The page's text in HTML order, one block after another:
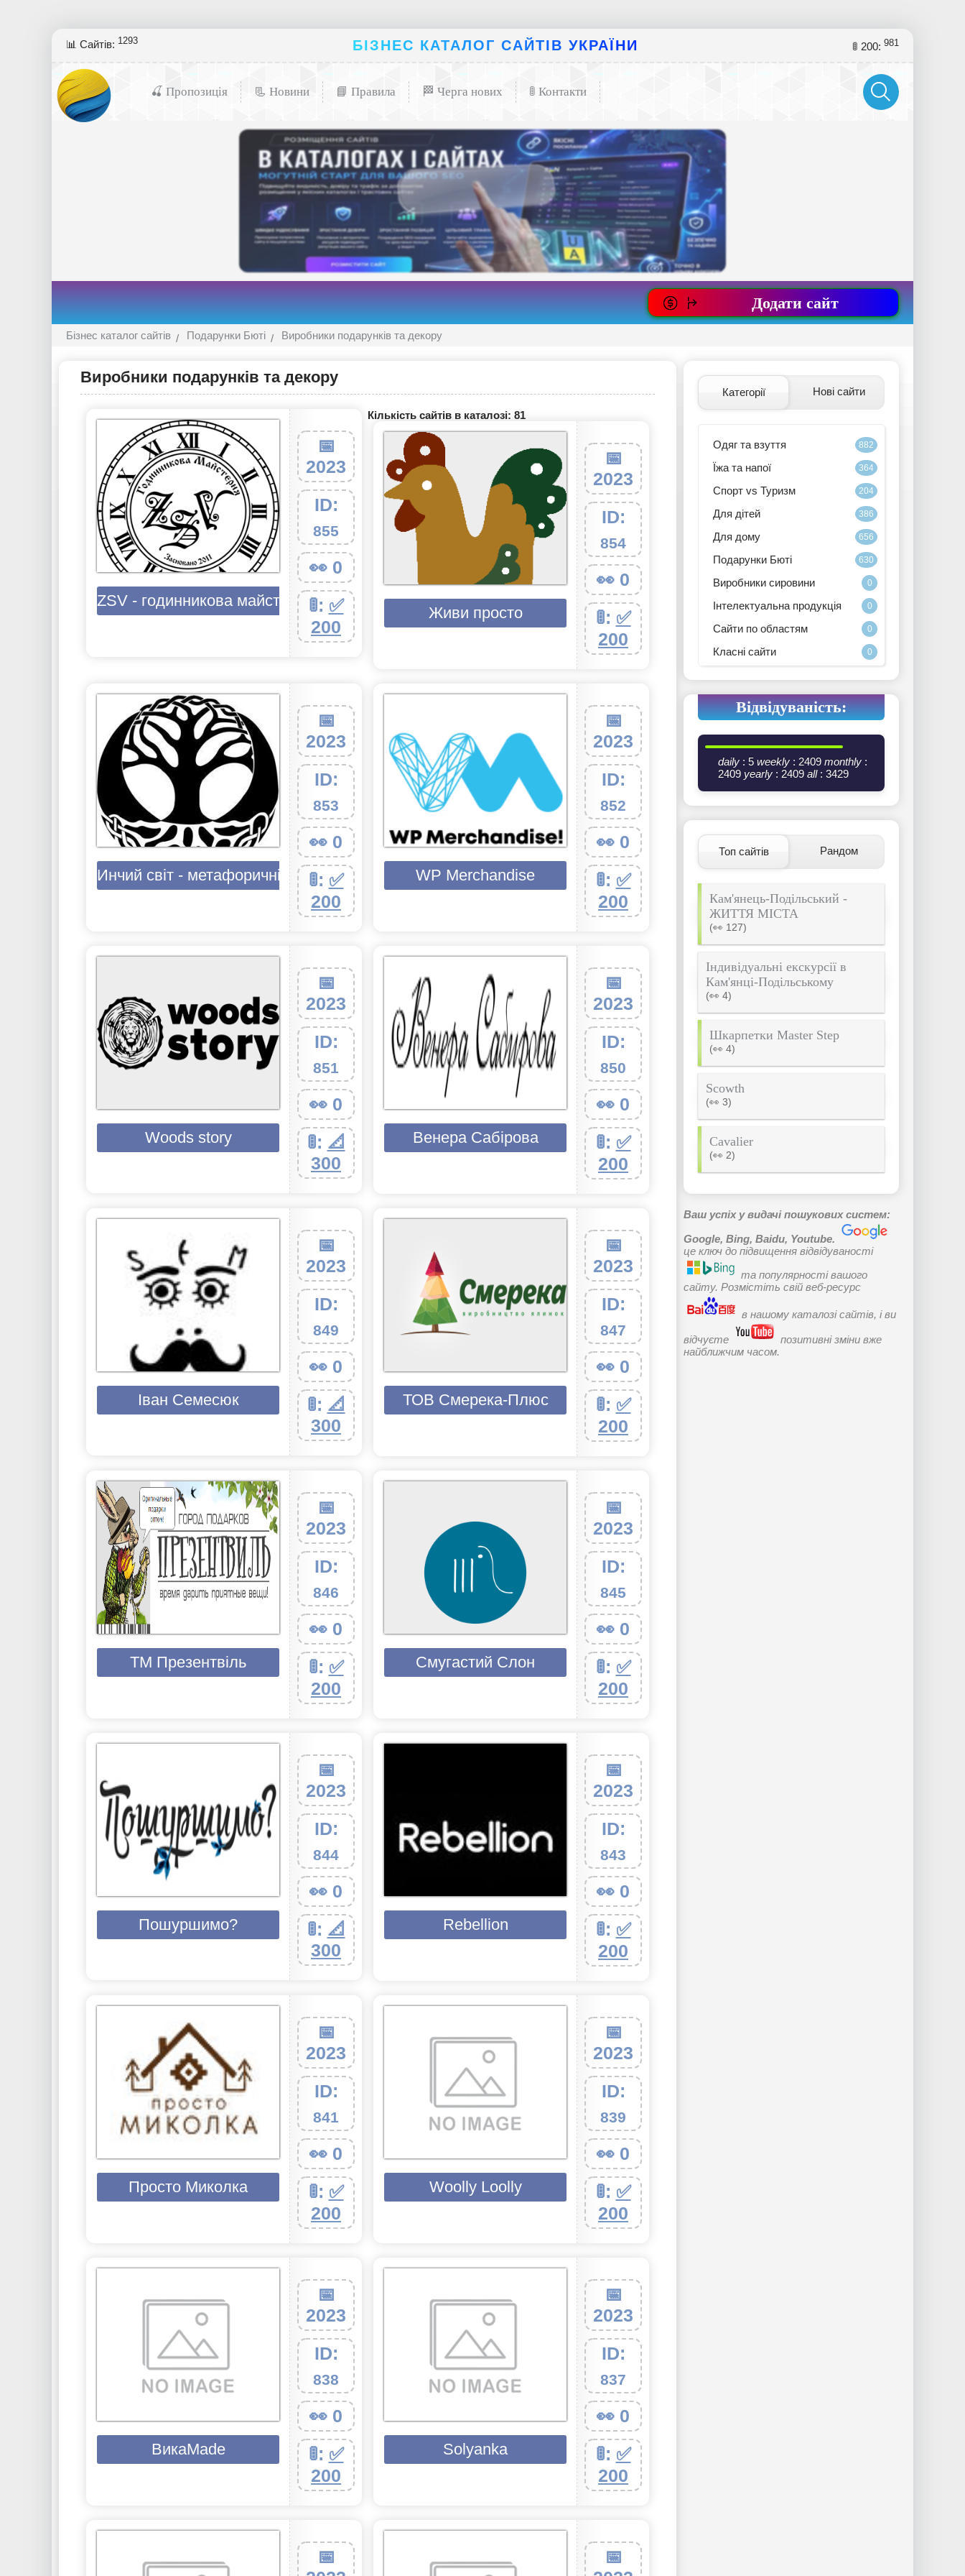
📊 Сайтів: 1293 БІЗНЕС КАТАЛОГ САЙТІВ УКРАЇНИ 🚦 200: 981
🍒 Пропозиція 📃 Новини 📘 Правила 🏁 Черга нових 🚦 Контакти
Додати сайт
Бізнес каталог сайтів Подарунки Бюті Виробники подарунків та декору
Виробники подарунків та декору
Кількість сайтів в каталозі: 81
ZSV - годинникова майстерня
📅
2023
ID:
855
👀 0
🚦: ✅
200
Живи просто
📅
2023
ID:
854
👀 0
🚦: ✅
200
Инчий світ - метафоричні карти
📅
2023
ID:
853
👀 0
🚦: ✅
200
WP Merchandise
📅
2023
ID:
852
👀 0
🚦: ✅
200
Woods story
📅
2023
ID:
851
👀 0
🚦: 📐
300
Венера Сабірова
📅
2023
ID:
850
👀 0
🚦: ✅
200
Іван Семесюк
📅
2023
ID:
849
👀 0
🚦: 📐
300
ТОВ Смерека-Плюс
📅
2023
ID:
847
👀 0
🚦: ✅
200
ТМ Презентвіль
📅
2023
ID:
846
👀 0
🚦: ✅
200
Смугастий Слон
📅
2023
ID:
845
👀 0
🚦: ✅
200
Пошуршимо?
📅
2023
ID:
844
👀 0
🚦: 📐
300
Rebellion
📅
2023
ID:
843
👀 0
🚦: ✅
200
Просто Миколка
📅
2023
ID:
841
👀 0
🚦: ✅
200
Woolly Loolly
📅
2023
ID:
839
👀 0
🚦: ✅
200
ВикаMade
📅
2023
ID:
838
👀 0
🚦: ✅
200
Solyanka
📅
2023
ID:
837
👀 0
🚦: ✅
200
📅
📅
Категорії Нові сайти
Одяг та взуття 882
Їжа та напої 364
Спорт vs Туризм 204
Для дітей 386
Для дому 656
Подарунки Бюті 630
Виробники сировини 0
Інтелектуальна продукція 0
Сайти по областям 0
Класні сайти 0
Відвідуваність:
daily : 5 weekly : 2409 monthly :
2409 yearly : 2409 all: 3429
Топ сайтів Рандом
Кам'янець-Подільський -
ЖИТТЯ МІСТА
(👀 127)
Індивідуальні екскурсії в
Кам'янці-Подільському
(👀 4)
Шкарпетки Master Step
(👀 4)
Scowth
(👀 3)
Cavalier
(👀 2)
Ваш успіх у видачі пошукових систем:
Google, Bing, Baidu, Youtube.
це ключ до підвищення відвідуваності
та популярності вашого
сайту. Розмістіть свій веб-ресурс
в нашому каталозі сайтів, і ви
відчуєте
позитивні зміни вже
найближчим часом.